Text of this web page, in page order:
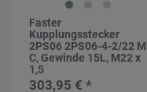
Faster
Kupplungsstecker
2PS06 2PS06-4-2/22 M
C, Gewinde 15L, M22 x
1,5
303,95 € *